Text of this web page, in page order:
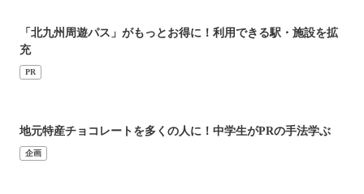
「北九州周遊パス」がもっとお得に！利用できる駅・施設を拡
充
PR
地元特産チョコレートを多くの人に！中学生がPRの手法学ぶ
企画